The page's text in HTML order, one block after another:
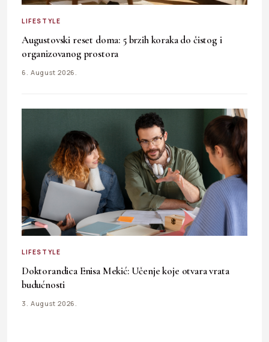
LIFESTYLE
Augustovski reset doma: 5 brzih koraka do čistog i
organizovanog prostora
6. August 2026.
LIFESTYLE
Doktorandica Enisa Mekić: Učenje koje otvara vrata
budućnosti
3. August 2026.